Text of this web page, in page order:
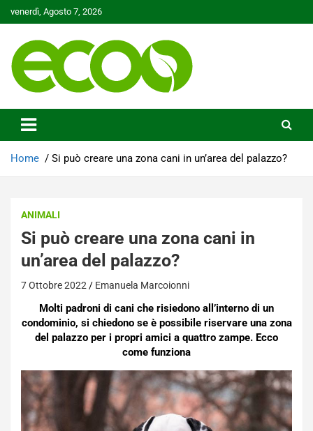
to
venerdì, Agosto 7, 2026
Ecoo.it
Home Si può creare una zona cani in un’area del palazzo?
ANIMALI
Si può creare una zona cani in
un’area del palazzo?
7 Ottobre 2022 Emanuela Marcoionni
Molti padroni di cani che risiedono all’interno di un
condominio, si chiedono se è possibile riservare una zona
del palazzo per i propri amici a quattro zampe. Ecco
come funziona